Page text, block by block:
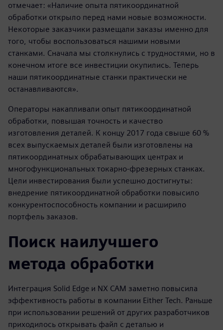
отмечает: «Наличие опыта пятикоординатной
обработки открыло перед нами новые возможности.
Некоторые заказчики размещали заказы именно для
того, чтобы воспользоваться нашими новыми
станками. Сначала мы столкнулись с трудностями, но в
конечном итоге все инвестиции окупились. Теперь
наши пятикоординатные станки практически не
останавливаются».
Операторы накапливали опыт пятикоординатной
обработки, повышая точность и качество
изготовления деталей. К концу 2017 года свыше 60 %
всех выпускаемых деталей были изготовлены на
пятикоординатных обрабатывающих центрах и
многофункциональных токарно-фрезерных станках.
Цели инвестирования были успешно достигнуты:
внедрение пятикоординатной обработки повысило
конкурентоспособность компании и расширило
портфель заказов.
Поиск наилучшего
метода обработки
Интеграция Solid Edge и NX CAM заметно повысила
эффективность работы в компании Either Tech. Раньше
при использовании решений от других разработчиков
приходилось открывать файл с деталью и